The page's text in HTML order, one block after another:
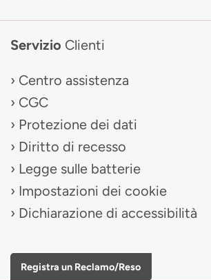
Servizio Clienti
Centro assistenza
CGC
Protezione dei dati
Diritto di recesso
Legge sulle batterie
Impostazioni dei cookie
Dichiarazione di accessibilità
Registra un Reclamo/Reso